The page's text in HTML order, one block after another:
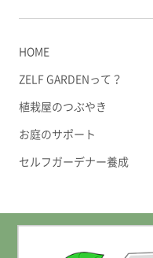
HOME
ZELF GARDENって？
植栽屋のつぶやき
お庭のサポート
セルフガーデナー養成